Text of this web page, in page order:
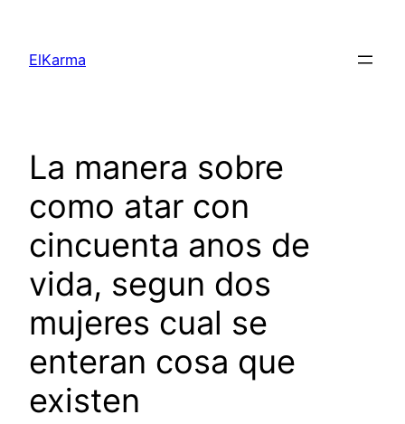
content
ElKarma
La manera sobre
como atar con
cincuenta anos de
vida, segun dos
mujeres cual se
enteran cosa que
existen